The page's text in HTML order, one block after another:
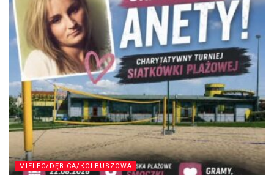
MIELEC/DĘBICA/KOLBUSZOWA